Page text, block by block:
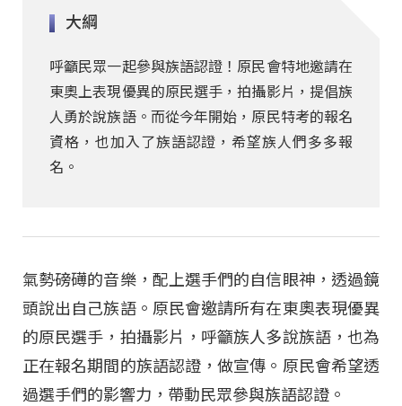
大綱
呼籲民眾一起參與族語認證！原民會特地邀請在
東奧上表現優異的原民選手，拍攝影片，提倡族
人勇於說族語。而從今年開始，原民特考的報名
資格，也加入了族語認證，希望族人們多多報
名。
氣勢磅礡的音樂，配上選手們的自信眼神，透過鏡
頭說出自己族語。原民會邀請所有在東奧表現優異
的原民選手，拍攝影片，呼籲族人多說族語，也為
正在報名期間的族語認證，做宣傳。原民會希望透
過選手們的影響力，帶動民眾參與族語認證。